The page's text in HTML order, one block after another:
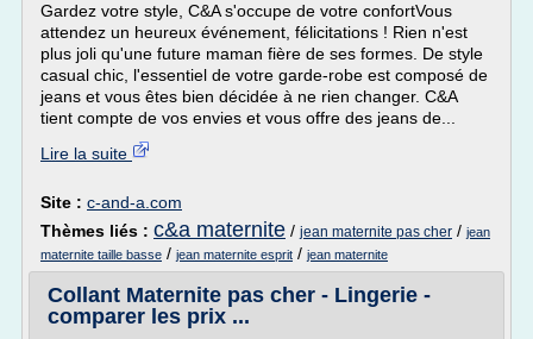
Gardez votre style, C&A s'occupe de votre confortVous
attendez un heureux événement, félicitations ! Rien n'est
plus joli qu'une future maman fière de ses formes. De style
casual chic, l'essentiel de votre garde-robe est composé de
jeans et vous êtes bien décidée à ne rien changer. C&A
tient compte de vos envies et vous offre des jeans de...
Lire la suite
Site : c-and-a.com
Thèmes liés : c&a maternite / jean maternite pas cher / jean
maternite taille basse / jean maternite esprit / jean maternite
Collant Maternite pas cher - Lingerie -
comparer les prix ...